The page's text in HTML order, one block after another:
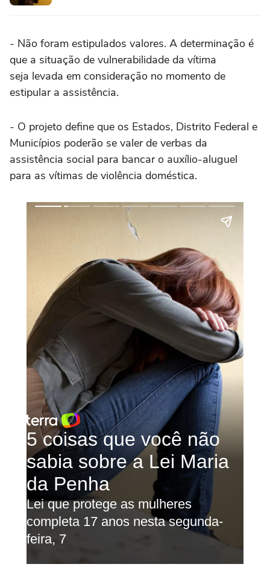
- Não foram estipulados valores. A determinação é
que a situação de vulnerabilidade da vítima
seja levada em consideração no momento de
estipular a assistência.
- O projeto define que os Estados, Distrito Federal e
Municípios poderão se valer de verbas da
assistência social para bancar o auxílio-aluguel
para as vítimas de violência doméstica.